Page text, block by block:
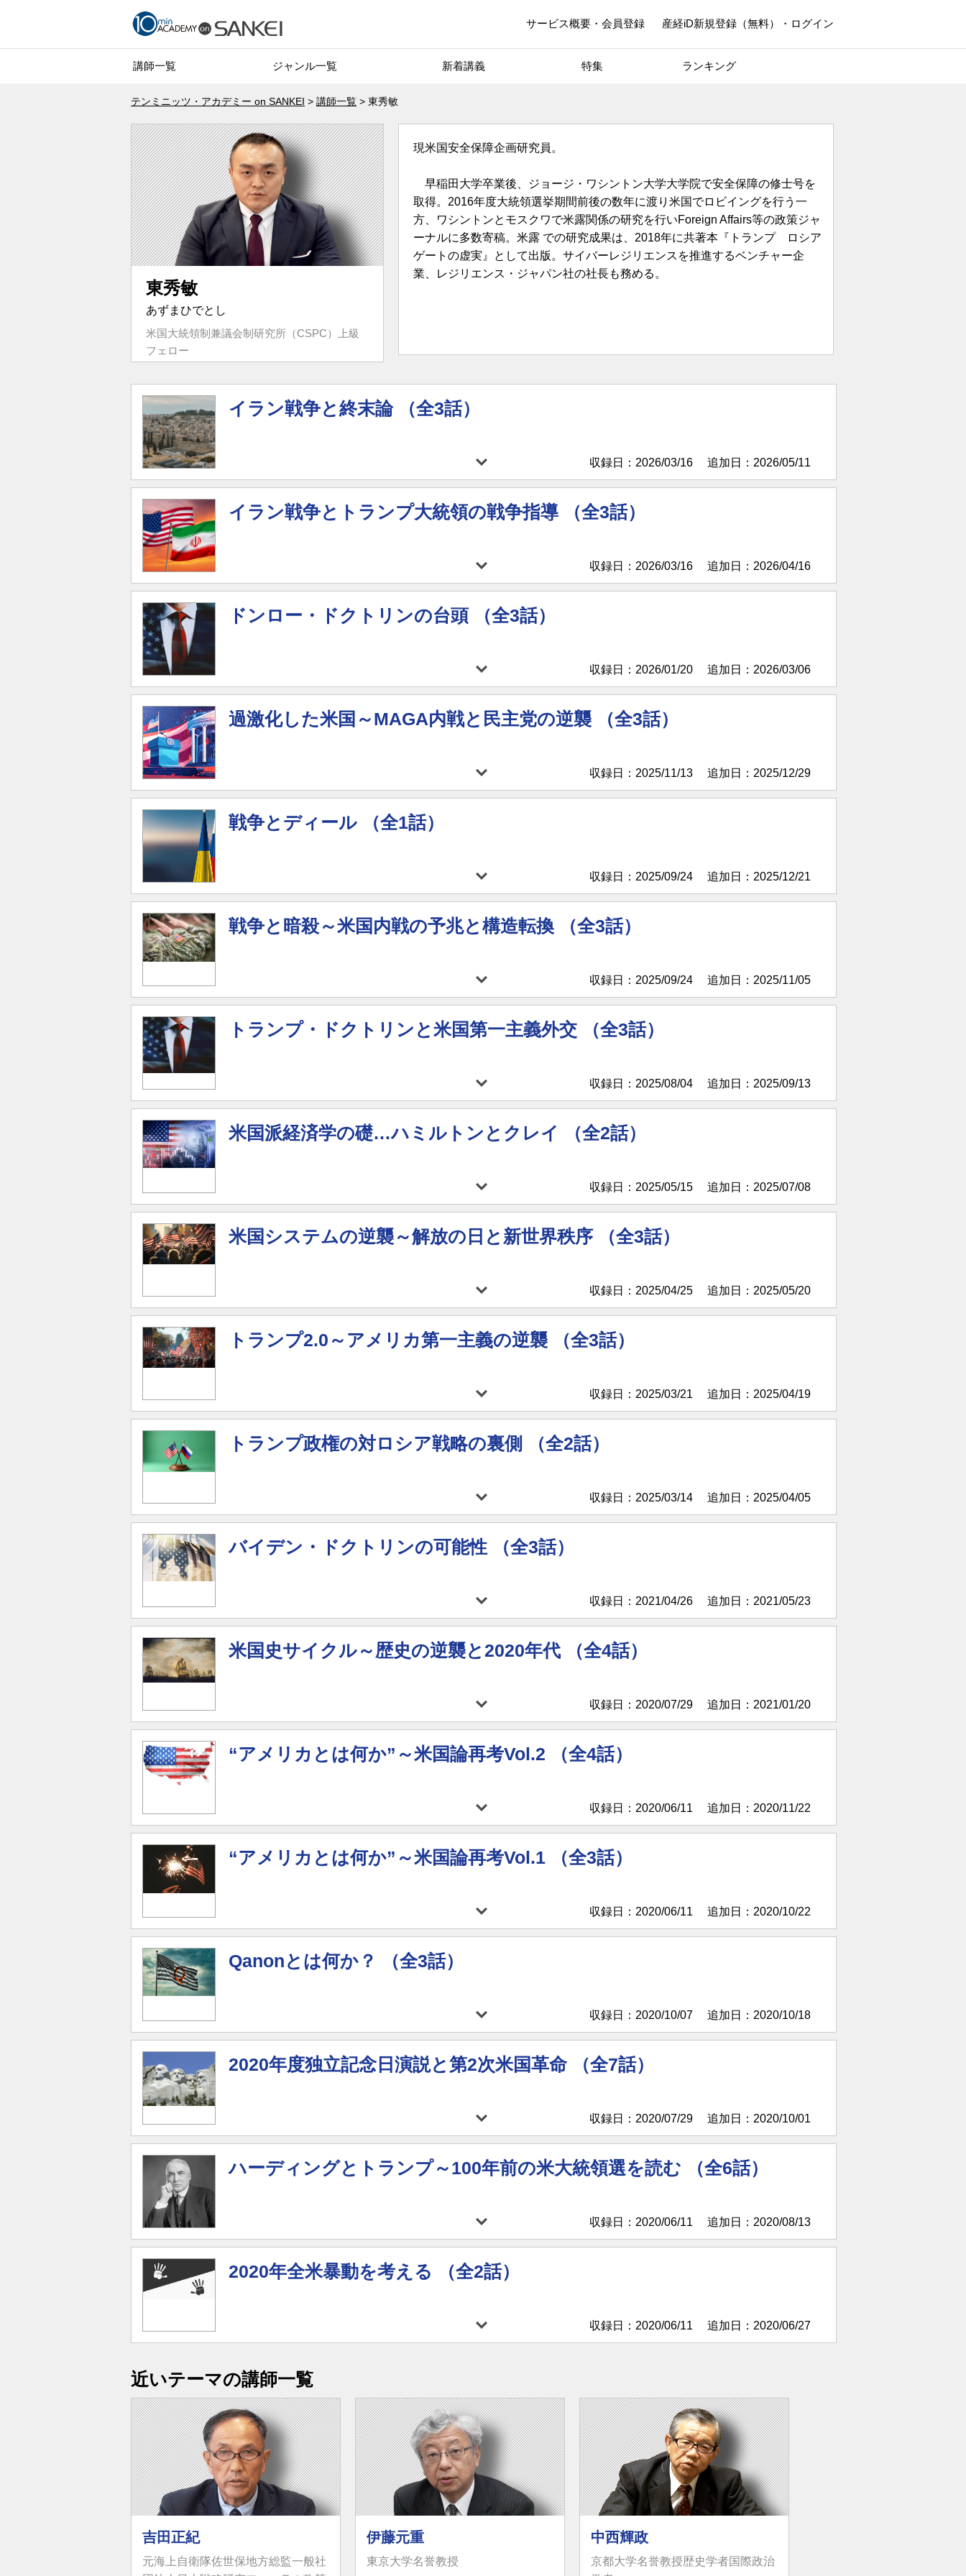
サービス概要・会員登録 産経iD新規登録（無料）・ログイン
講師一覧 ジャンル一覧 新着講義 特集 ランキング
テンミニッツ・アカデミー on SANKEI 講師一覧 東秀敏
東秀敏
あずまひでとし
米国大統領制兼議会制研究所（CSPC）上級
フェロー
現米国安全保障企画研究員。
早稲田大学卒業後、ジョージ・ワシントン大学大学院で安全保障の修士号を
取得。2016年度大統領選挙期間前後の数年に渡り米国でロビイングを行う一
方、ワシントンとモスクワで米露関係の研究を行いForeign Affairs等の政策ジャ
ーナルに多数寄稿。米露 での研究成果は、2018年に共著本『トランプ ロシア
ゲートの虚実』として出版。サイバーレジリエンスを推進するベンチャー企
業、レジリエンス・ジャパン社の社長も務める。
イラン戦争と終末論 （全3話）
収録日：2026/03/16 追加日：2026/05/11
イラン戦争とトランプ大統領の戦争指導 （全3話）
収録日：2026/03/16 追加日：2026/04/16
ドンロー・ドクトリンの台頭 （全3話）
収録日：2026/01/20 追加日：2026/03/06
過激化した米国～MAGA内戦と民主党の逆襲 （全3話）
収録日：2025/11/13 追加日：2025/12/29
戦争とディール （全1話）
収録日：2025/09/24 追加日：2025/12/21
戦争と暗殺～米国内戦の予兆と構造転換 （全3話）
収録日：2025/09/24 追加日：2025/11/05
トランプ・ドクトリンと米国第一主義外交 （全3話）
収録日：2025/08/04 追加日：2025/09/13
米国派経済学の礎…ハミルトンとクレイ （全2話）
収録日：2025/05/15 追加日：2025/07/08
米国システムの逆襲～解放の日と新世界秩序 （全3話）
収録日：2025/04/25 追加日：2025/05/20
トランプ2.0～アメリカ第一主義の逆襲 （全3話）
収録日：2025/03/21 追加日：2025/04/19
トランプ政権の対ロシア戦略の裏側 （全2話）
収録日：2025/03/14 追加日：2025/04/05
バイデン・ドクトリンの可能性 （全3話）
収録日：2021/04/26 追加日：2021/05/23
米国史サイクル～歴史の逆襲と2020年代 （全4話）
収録日：2020/07/29 追加日：2021/01/20
“アメリカとは何か”～米国論再考Vol.2 （全4話）
収録日：2020/06/11 追加日：2020/11/22
“アメリカとは何か”～米国論再考Vol.1 （全3話）
収録日：2020/06/11 追加日：2020/10/22
Qanonとは何か？ （全3話）
収録日：2020/10/07 追加日：2020/10/18
2020年度独立記念日演説と第2次米国革命 （全7話）
収録日：2020/07/29 追加日：2020/10/01
ハーディングとトランプ～100年前の米大統領選を読む （全6話）
収録日：2020/06/11 追加日：2020/08/13
2020年全米暴動を考える （全2話）
収録日：2020/06/11 追加日：2020/06/27
近いテーマの講師一覧
吉田正紀
元海上自衛隊佐世保地方総監一般社
伊藤元重
東京大学名誉教授
中西輝政
京都大学名誉教授歴史学者国際政治